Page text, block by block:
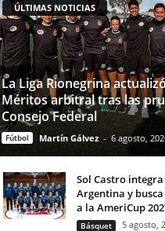
ÚLTIMAS NOTICIAS
La Liga Rionegrina
Méritos arbitral tras las
Consejo Federal
Fútbol Martín Gálvez - 6 agosto,
Sol Castro
Argentina y
a la AmeriCup
Básquet 5 agosto,